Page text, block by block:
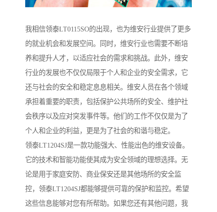
我相信领泰LT0115SO的出现，也为维安行业提供了更多
的就业机会和发展空间。同时，维安行业也需要不断培
养和提升人才，以适应社会的需求和挑战。此外，维安
行业的发展也不仅仅局限于个人和企业的安全需求，它
还与社会的安全和稳定息息相关。维安人员在各个领域
承担着重要的职责，包括保护公共场所的安全、维护社
会秩序以及应对突发事件等。他们的工作不仅仅是为了
个人和企业的利益，更是为了社会的和谐与稳定。
领泰LT1204SJ是一款功能强大、性能出色的维安设备。
它的技术和智能功能使其成为安全领域的理想选择。无
论是用于家庭安防、商业保安还是其他场所的安全监
控，领泰LT1204SJ都能够提供可靠的保护和监控。希望
这些信息能够对您有所帮助。如果您还有其他问题，我